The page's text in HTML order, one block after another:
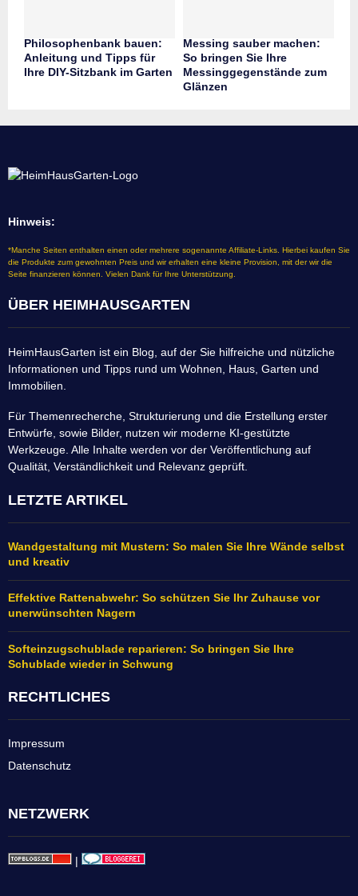
Philosophenbank bauen:
Anleitung und Tipps für
Ihre DIY-Sitzbank im Garten
Messing sauber machen:
So bringen Sie Ihre
Messinggegenstände zum
Glänzen
Hinweis:
*Manche Seiten enthalten einen oder mehrere sogenannte Affiliate-Links. Hierbei kaufen Sie
die Produkte zum gewohnten Preis und wir erhalten eine kleine Provision, mit der wir die
Seite finanzieren können. Vielen Dank für Ihre Unterstützung.
ÜBER HEIMHAUSGARTEN
HeimHausGarten ist ein Blog, auf der Sie hilfreiche und nützliche
Informationen und Tipps rund um Wohnen, Haus, Garten und
Immobilien.
Für Themenrecherche, Strukturierung und die Erstellung erster
Entwürfe, sowie Bilder, nutzen wir moderne KI-gestützte
Werkzeuge. Alle Inhalte werden vor der Veröffentlichung auf
Qualität, Verständlichkeit und Relevanz geprüft.
LETZTE ARTIKEL
Wandgestaltung mit Mustern: So malen Sie Ihre Wände selbst
und kreativ
Effektive Rattenabwehr: So schützen Sie Ihr Zuhause vor
unerwünschten Nagern
Softeinzugschublade reparieren: So bringen Sie Ihre
Schublade wieder in Schwung
RECHTLICHES
Impressum
Datenschutz
NETZWERK
|